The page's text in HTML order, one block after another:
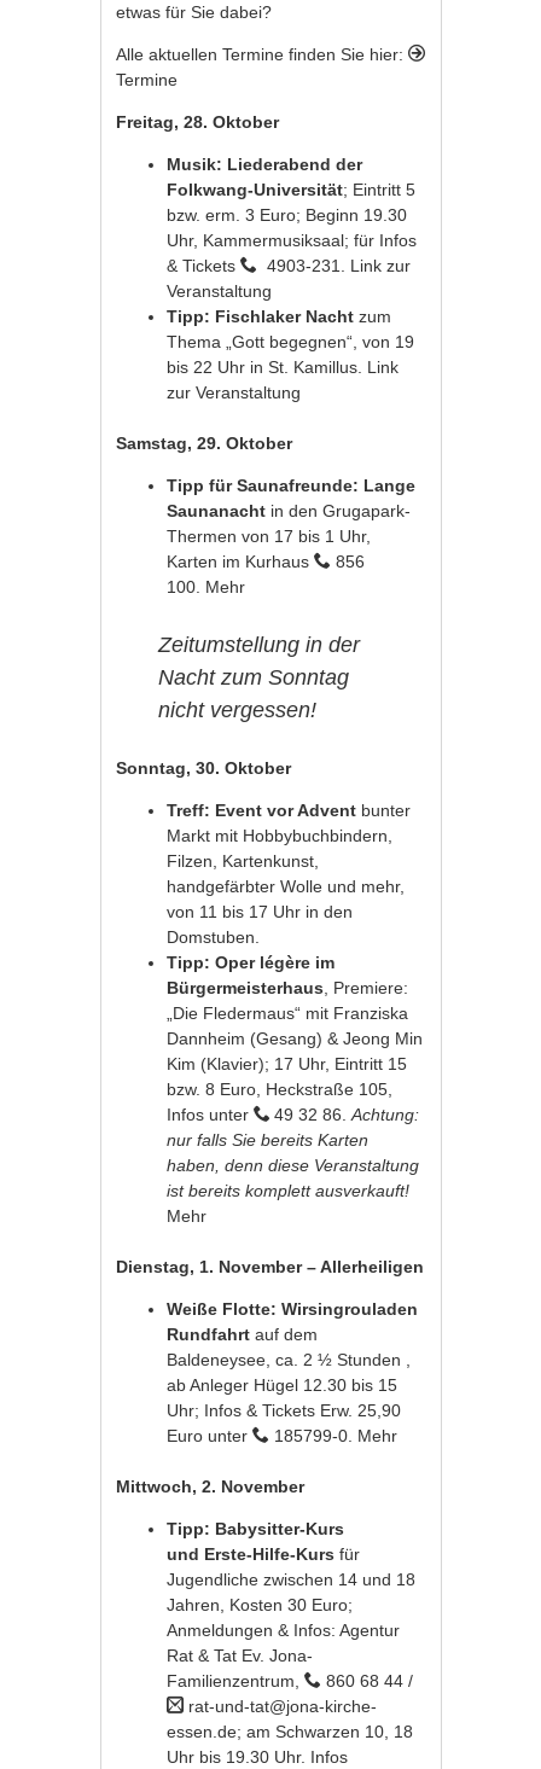
etwas für Sie dabei?
Alle aktuellen Termine finden Sie hier:
Termine
Freitag, 28. Oktober
Musik: Liederabend der
Folkwang-Universität; Eintritt 5
bzw. erm. 3 Euro; Beginn 19.30
Uhr, Kammermusiksaal; für Infos
& Tickets
4903-231. Link zur
Veranstaltung
Tipp: Fischlaker Nacht zum
Thema „Gott begegnen“, von 19
bis 22 Uhr in St. Kamillus. Link
zur Veranstaltung
Samstag, 29. Oktober
Tipp für Saunafreunde: Lange
Saunanacht in den Grugapark-
Thermen von 17 bis 1 Uhr,
Karten im Kurhaus
856
100. Mehr
Zeitumstellung in der
Nacht zum Sonntag
nicht vergessen!
Sonntag, 30. Oktober
Treff: Event vor Advent bunter
Markt mit Hobbybuchbindern,
Filzen, Kartenkunst,
handgefärbter Wolle und mehr,
von 11 bis 17 Uhr in den
Domstuben.
Tipp: Oper légère im
Bürgermeisterhaus , Premiere:
„Die Fledermaus“ mit Franziska
Dannheim (Gesang) & Jeong Min
Kim (Klavier); 17 Uhr, Eintritt 15
bzw. 8 Euro, Heckstraße 105,
Infos unter
49 32 86.Achtung:
nur falls Sie bereits Karten
haben, denn diese Veranstaltung
ist bereits komplett ausverkauft!
Mehr
Dienstag, 1. November – Allerheiligen
Weiße Flotte: Wirsingrouladen
Rundfahrt auf dem
Baldeneysee, ca. 2 ½ Stunden ,
ab Anleger Hügel 12.30 bis 15
Uhr; Infos & Tickets Erw. 25,90
Euro unter
185799-0. Mehr
Mittwoch, 2. November
Tipp: Babysitter-Kurs
und Erste-Hilfe-Kurs für
Jugendliche zwischen 14 und 18
Jahren, Kosten 30 Euro;
Anmeldungen & Infos: Agentur
Rat & Tat Ev. Jona-
Familienzentrum,
860 68 44 /
rat-und-tat@jona-kirche-
essen.de; am Schwarzen 10, 18
Uhr bis 19.30 Uhr. Infos